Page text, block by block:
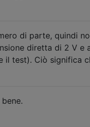
di parte, quindi
diretta di 2 V
il test). Ciò significa